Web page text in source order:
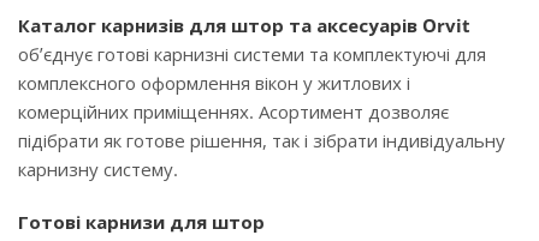
Каталог карнизів для штор та аксесуарів Orvit
об’єднує готові карнизні системи та комплектуючі для
комплексного оформлення вікон у житлових і
комерційних приміщеннях. Асортимент дозволяє
підібрати як готове рішення, так і зібрати індивідуальну
карнизну систему.
Готові карнизи для штор